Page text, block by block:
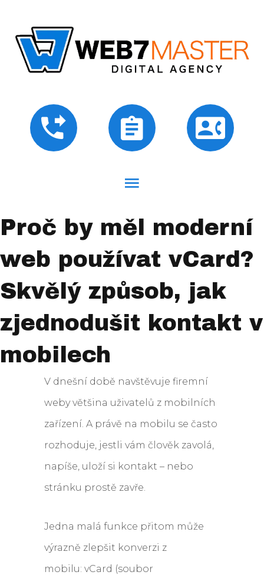
Proč by měl moderní
web používat vCard?
Skvělý způsob, jak
zjednodušit kontakt v
mobilech
V dnešní době navštěvuje firemní
weby většina uživatelů z mobilních
zařízení. A právě na mobilu se často
rozhoduje, jestli vám člověk zavolá,
napíše, uloží si kontakt – nebo
stránku prostě zavře.
Jedna malá funkce přitom může
výrazně zlepšit konverzi z
mobilu: vCard (soubor